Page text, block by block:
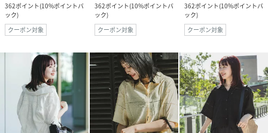
362ポイント(10%ポイントバ
ック)
クーポン対象
362ポイント(10%ポイントバ
ック)
クーポン対象
362ポイント(10%ポイントバ
ック)
クーポン対象